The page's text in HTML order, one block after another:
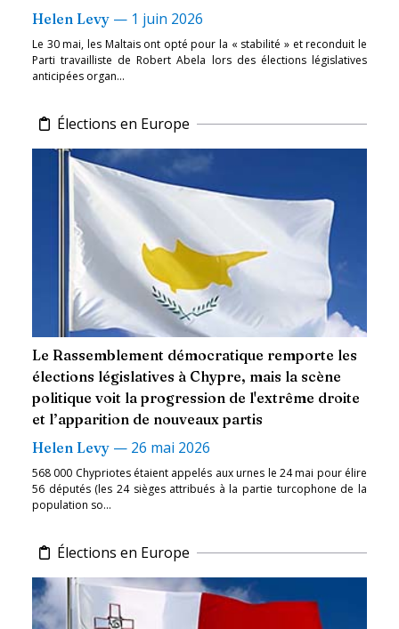
Helen Levy — 1 juin 2026
Le 30 mai, les Maltais ont opté pour la « stabilité » et reconduit le
Parti travailliste de Robert Abela lors des élections législatives
anticipées organ...
Élections en Europe
Le Rassemblement démocratique remporte les
élections législatives à Chypre, mais la scène
politique voit la progression de l'extrême droite
et l’apparition de nouveaux partis
Helen Levy — 26 mai 2026
568 000 Chypriotes étaient appelés aux urnes le 24 mai pour élire
56 députés (les 24 sièges attribués à la partie turcophone de la
population so...
Élections en Europe